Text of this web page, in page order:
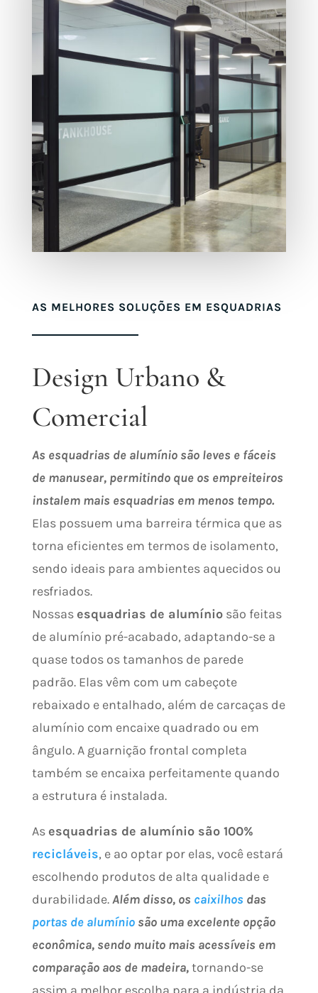
AS MELHORES SOLUÇÕES EM ESQUADRIAS
Design Urbano &
Comercial
As esquadrias de alumínio são leves e fáceis
de manusear, permitindo que os empreiteiros
instalem mais esquadrias em menos tempo.
Elas possuem uma barreira térmica que as
torna eficientes em termos de isolamento,
sendo ideais para ambientes aquecidos ou
resfriados.
Nossas esquadrias de alumíniosão feitas
de alumínio pré-acabado, adaptando-se a
quase todos os tamanhos de parede
padrão. Elas vêm com um cabeçote
rebaixado e entalhado, além de carcaças de
alumínio com encaixe quadrado ou em
ângulo. A guarnição frontal completa
também se encaixa perfeitamente quando
a estrutura é instalada.
As esquadrias de alumínio são 100%
recicláveis, e ao optar por elas, você estará
escolhendo produtos de alta qualidade e
durabilidade.Além disso, os caixilhos das
portas de alumíniosão uma excelente opção
econômica, sendo muito mais acessíveis em
comparação aos de madeira,tornando-se